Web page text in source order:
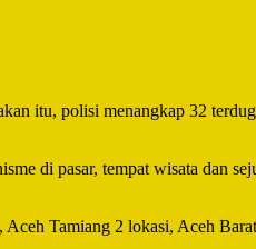
itu, polisi menangkap 32
di pasar, tempat wisata dan
Tamiang 2 lokasi, Aceh